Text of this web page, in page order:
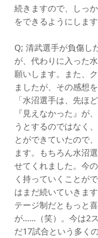
続きますので、しっ
をできるようにします
Q; 清武選手が負傷し
が、代わりに入った
願いします。また、
ましたが、その感想
「水沼選手は、先ほ
『見えなかった』が
うとするのではなく
とができていたので
ます。もちろん水沼
せてくれました。今
く持っていくことが
はまだ続いていきま
テージ制だともっと
が……（笑）。今は2
だ17試合という多く